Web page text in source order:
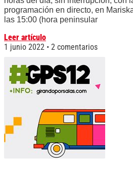
programación en directo, en
las 15:00 (hora peninsular
Leer artículo
1 junio 2022
2 comentarios